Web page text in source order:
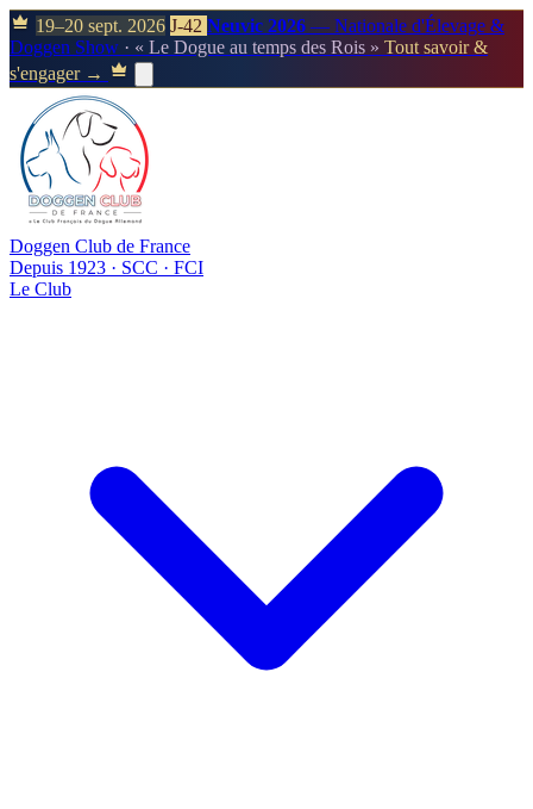
19–20 sept. 2026 J-42 Neuvic 2026 — Nationale d'Élevage &
Doggen Show · « Le Dogue au temps des Rois » Tout savoir &
s'engager →
Doggen Club de France
Depuis 1923 · SCC · FCI
Le Club